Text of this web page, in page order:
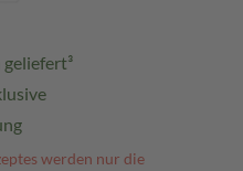
werden nur die